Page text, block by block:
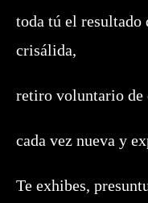
toda tú el resultado
crisálida,
retiro voluntario de
cada vez nueva y
Te exhibes,